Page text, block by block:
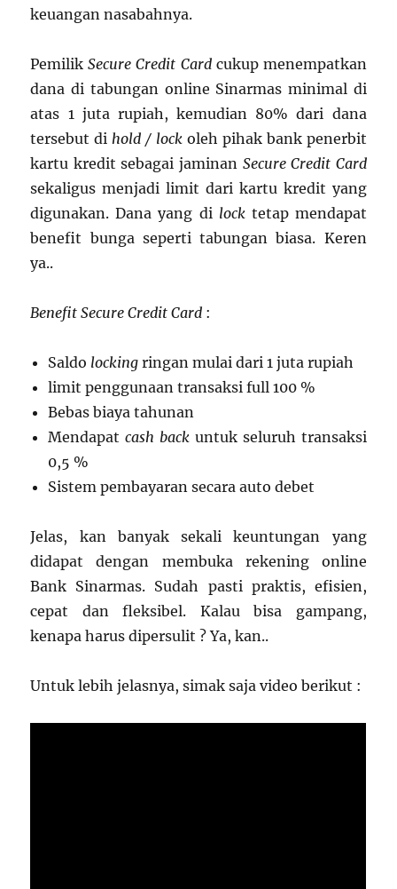
keuangan nasabahnya.
Pemilik Secure Credit Cardcukup menempatkan
dana di tabungan online Sinarmas minimal di
atas 1 juta rupiah, kemudian 80% dari dana
tersebut dihold / lock oleh pihak bank penerbit
kartu kredit sebagai jaminan Secure Credit Card
sekaligus menjadi limit dari kartu kredit yang
digunakan. Dana yang di locktetap mendapat
benefit bunga seperti tabungan biasa. Keren
ya..
Benefit Secure Credit Card :
Saldo locking ringan mulai dari 1 juta rupiah
limit penggunaan transaksi full 100 %
Bebas biaya tahunan
Mendapat cash back untuk seluruh transaksi
0,5 %
Sistem pembayaran secara auto debet
Jelas, kan banyak sekali keuntungan yang
didapat dengan membuka rekening online
Bank Sinarmas. Sudah pasti praktis, efisien,
cepat dan fleksibel. Kalau bisa gampang,
kenapa harus dipersulit ? Ya, kan..
Untuk lebih jelasnya, simak saja video berikut :